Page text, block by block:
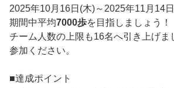
2025年10月16日(木)～2025年11月14
期間中平均7000歩を目指しましょう！
チーム人数の上限も16名へ引き上げま
参加ください。
■達成ポイント